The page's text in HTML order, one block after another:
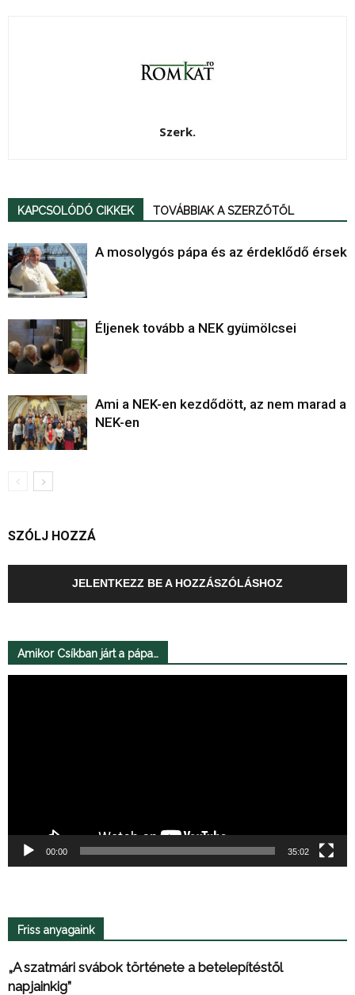
Szerk.
KAPCSOLÓDÓ CIKKEK TOVÁBBIAK A SZERZŐTŐL
A mosolygós pápa és az érdeklődő érsek
Éljenek tovább a NEK gyümölcsei
Ami a NEK-en kezdődött, az nem marad a
NEK-en
SZÓLJ HOZZÁ
JELENTKEZZ BE A HOZZÁSZÓLÁSHOZ
Amikor Csíkban járt a pápa…
00:00 35:02
Friss anyagaink
„A szatmári svábok története a betelepítéstől
napjainkig”